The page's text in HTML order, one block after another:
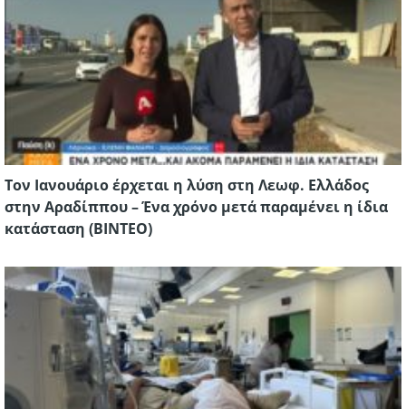
Τον Ιανουάριο έρχεται η λύση στη Λεωφ. Ελλάδος
στην Αραδίππου – Ένα χρόνο μετά παραμένει η ίδια
κατάσταση (ΒΙΝΤΕΟ)